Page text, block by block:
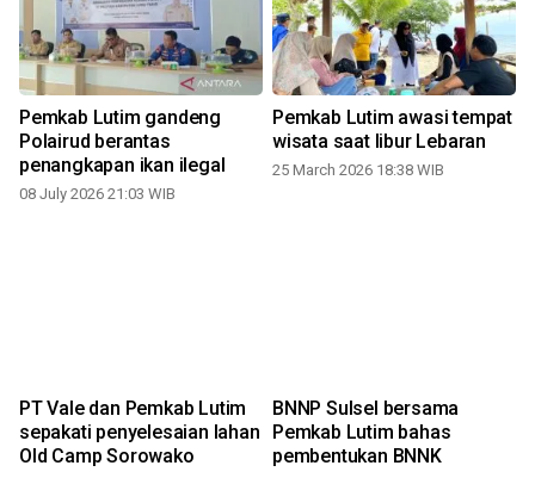
Pemkab Lutim gandeng
Polairud berantas
penangkapan ikan ilegal
08 July 2026 21:03 WIB
Pemkab Lutim awasi tempat
wisata saat libur Lebaran
25 March 2026 18:38 WIB
PT Vale dan Pemkab Lutim
sepakati penyelesaian lahan
Old Camp Sorowako
BNNP Sulsel bersama
Pemkab Lutim bahas
pembentukan BNNK